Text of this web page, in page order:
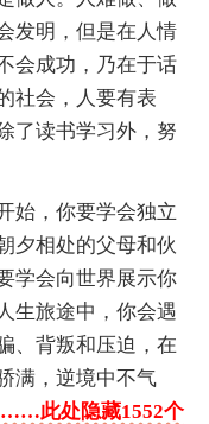
发明，但是在人情
会成功，乃在于话
社会，人要有表
了读书学习外，努
始，你要学会独立
夕相处的父母和伙
学会向世界展示你
生旅途中，你会遇
、背叛和压迫，在
满，逆境中不气
……此处隐藏1552个